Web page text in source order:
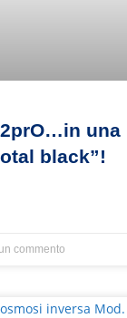
una
black”!
commento